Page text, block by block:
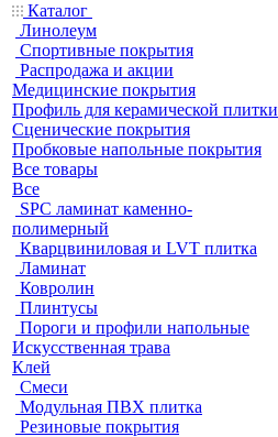
Каталог
Линолеум
Спортивные покрытия
Распродажа и акции
Медицинские покрытия
Профиль для керамической плитки
Сценические покрытия
Пробковые напольные покрытия
Все товары
Все
SPC ламинат каменно-
полимерный
Кварцвиниловая и LVT плитка
Ламинат
Ковролин
Плинтусы
Пороги и профили напольные
Искусственная трава
Клей
Смеси
Модульная ПВХ плитка
Резиновые покрытия